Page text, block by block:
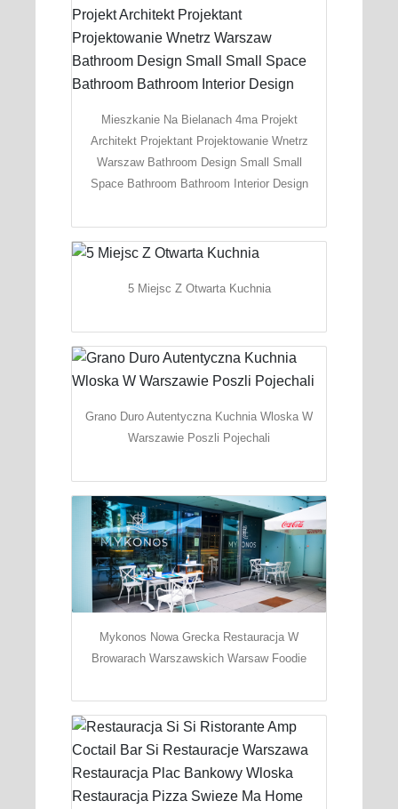
Mieszkanie Na Bielanach 4ma Projekt
Architekt Projektant Projektowanie Wnetrz
Warszaw Bathroom Design Small Small
Space Bathroom Bathroom Interior Design
5 Miejsc Z Otwarta Kuchnia
Grano Duro Autentyczna Kuchnia Wloska W
Warszawie Poszli Pojechali
Mykonos Nowa Grecka Restauracja W
Browarach Warszawskich Warsaw Foodie